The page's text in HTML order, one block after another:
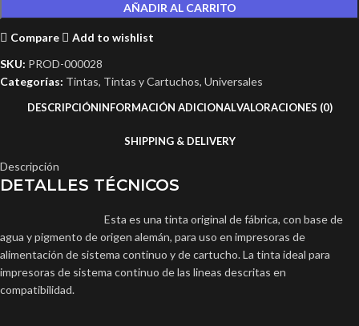
AÑADIR AL CARRITO
Compare
Add to wishlist
SKU: PROD-000028
Categorías: Tintas, Tintas y Cartuchos, Universales
DESCRIPCIÓNINFORMACIÓN ADICIONALVALORACIONES (0)
SHIPPING & DELIVERY
Descripción
DETALLES TÉCNICOS
Esta es una tinta original de fábrica, con base de
agua y pigmento de origen alemán, para uso en impresoras de
alimentación de sistema continuo y de cartucho. La tinta ideal para
impresoras de sistema continuo de las lineas descritas en
compatibilidad.